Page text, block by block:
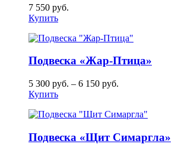
7 550 руб.
Купить
Подвеска «Жар-Птица»
5 300 руб. – 6 150 руб.
Купить
Подвеска «Щит Симаргла»